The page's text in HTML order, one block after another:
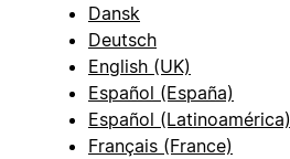
Dansk
Deutsch
English (UK)
Español (España)
Español (Latinoamérica)
Français (France)